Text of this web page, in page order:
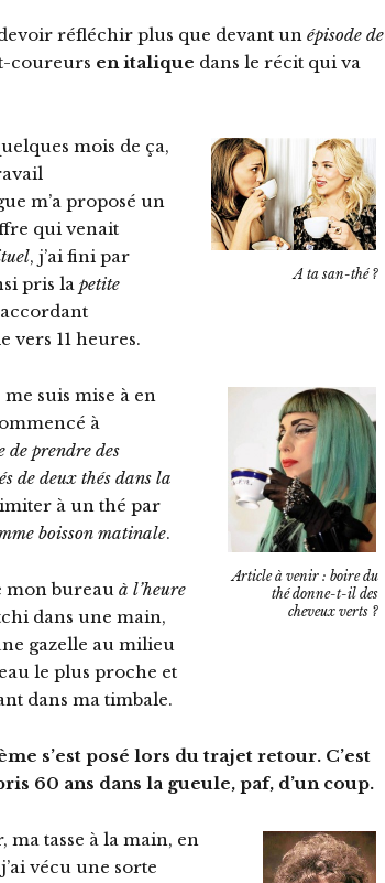
réfléchir plus que devant un épisode de
coureurs en italique dans le récit qui va
A ta san-thé ?
mois de ça,
m’a proposé un
qui venait
, j’ai fini par
pris la petite
vers 11 heures.
Article à venir : boire du
thé donne-t-il des
cheveux verts ?
suis mise à en
à
de prendre des
de deux thés dans la
à un thé par
boisson matinale.
mon bureau à l’heure
dans une main,
gazelle au milieu
le plus proche et
dans ma timbale.
s’est posé lors du trajet retour. C’est
60 ans dans la gueule, paf, d’un coup.
tasse à la main, en
vécu une sorte